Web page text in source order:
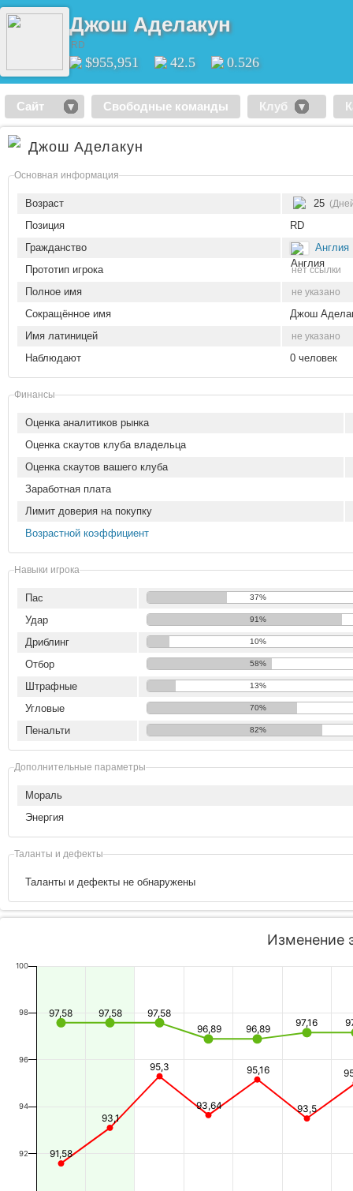
Джош Аделакун
RD
$955,951 42.5 0.526
Сайт Свободные команды Клуб
Джош Аделакун
Основная информация
Возраст 25
Позиция
RD
Гражданство
Англия
Прототип игрока
нет ссылки
Полное имя не указано
Сокращённое имя
Джош
Имя латиницей
не указано
Наблюдают 0 человек
Финансы
Оценка аналитиков рынка
Оценка скаутов клуба владельца
Оценка скаутов вашего клуба
Заработная плата
Лимит доверия на покупку
Возрастной коэффициент
Навыки игрока
Пас 37%
Удар 91%
Дриблинг 10%
Отбор 58%
Штрафные 13%
Угловые 70%
Пенальти 82%
Дополнительные параметры
Мораль
Энергия
Таланты и дефекты
Таланты и дефекты не обнаружены
Изменение
97,58 97,58
97,58
96,89
96,89
97,16
91,58
93,1
95,3
93,64
95,16
93,5
92
94
96
98
100